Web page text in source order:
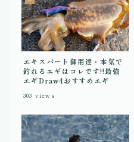
エキスパート御用達・本気で
釣れるエギはコレです!!最強
エギDraw4おすすめエギ
303 views